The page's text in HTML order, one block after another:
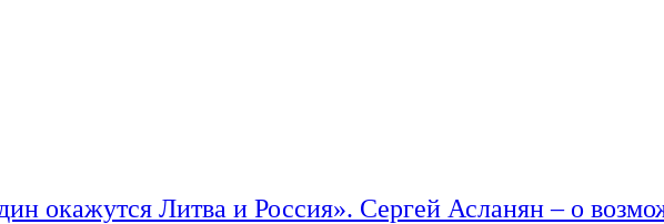
окажутся Литва и Россия». Сергей Асланян – о